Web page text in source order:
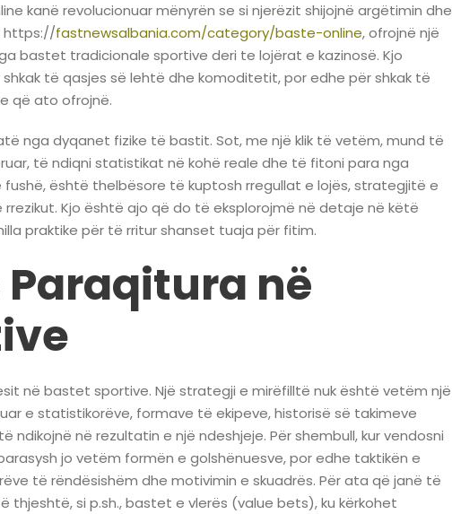
kanë revolucionuar mënyrën se si njerëzit shijojnë argëtimin dhe
https://fastnewsalbania.com/category/baste-online, ofrojnë një
bastet tradicionale sportive deri te lojërat e kazinosë. Kjo
të qasjes së lehtë dhe komoditetit, por edhe për shkak të
që ato ofrojnë.
nga dyqanet fizike të bastit. Sot, me një klik të vetëm, mund të
të ndiqni statistikat në kohë reale dhe të fitoni para nga
fushë, është thelbësore të kuptosh rregullat e lojës, strategjitë e
Kjo është ajo që do të eksplorojmë në detaje në këtë
praktike për të rritur shanset tuaja për fitim.
në
në bastet sportive. Një strategji e mirëfilltë nuk është vetëm një
e statistikorëve, formave të ekipeve, historisë së takimeve
në rezultatin e një ndeshjeje. Për shembull, kur vendosni
jo vetëm formën e golshënuesve, por edhe taktikën e
të rëndësishëm dhe motivimin e skuadrës. Për ata që janë të
thjeshtë, si p.sh., bastet e vlerës (value bets), ku kërkohet